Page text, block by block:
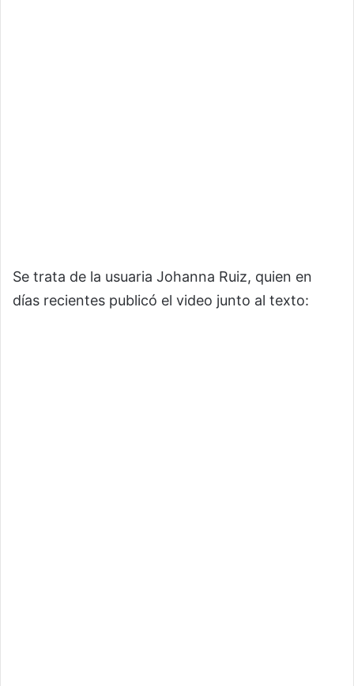
Se trata de la usuaria Johanna Ruiz, quien en
días recientes publicó el video junto al texto: